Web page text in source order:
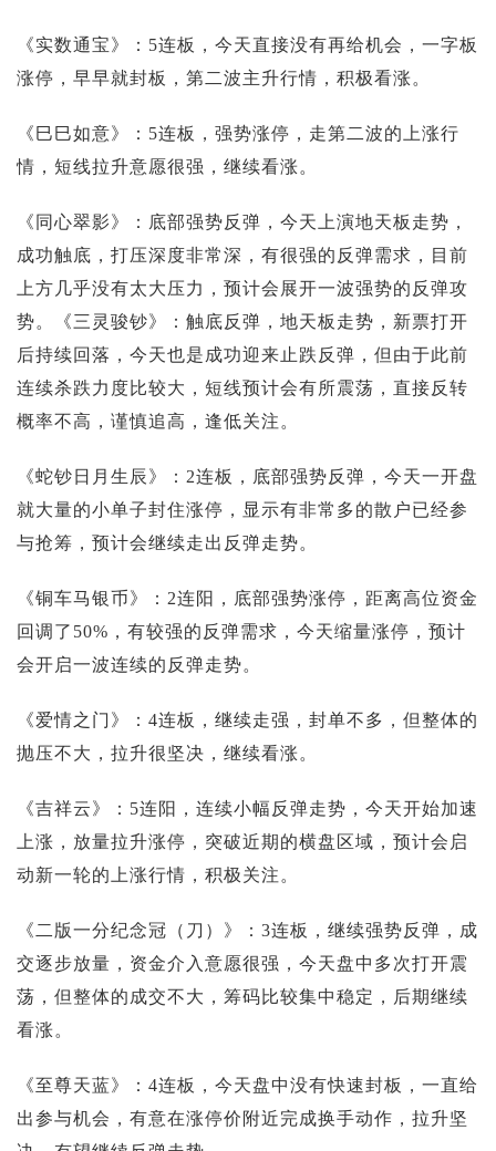
《实数通宝》：5连板，今天直接没有再给机会，一字板
涨停，早早就封板，第二波主升行情，积极看涨。
《巳巳如意》：5连板，强势涨停，走第二波的上涨行
情，短线拉升意愿很强，继续看涨。
《同心翠影》：底部强势反弹，今天上演地天板走势，
成功触底，打压深度非常深，有很强的反弹需求，目前
上方几乎没有太大压力，预计会展开一波强势的反弹攻
势。《三灵骏钞》：触底反弹，地天板走势，新票打开
后持续回落，今天也是成功迎来止跌反弹，但由于此前
连续杀跌力度比较大，短线预计会有所震荡，直接反转
概率不高，谨慎追高，逢低关注。
《蛇钞日月生辰》：2连板，底部强势反弹，今天一开盘
就大量的小单子封住涨停，显示有非常多的散户已经参
与抢筹，预计会继续走出反弹走势。
《铜车马银币》：2连阳，底部强势涨停，距离高位资金
回调了50%，有较强的反弹需求，今天缩量涨停，预计
会开启一波连续的反弹走势。
《爱情之门》：4连板，继续走强，封单不多，但整体的
抛压不大，拉升很坚决，继续看涨。
《吉祥云》：5连阳，连续小幅反弹走势，今天开始加速
上涨，放量拉升涨停，突破近期的横盘区域，预计会启
动新一轮的上涨行情，积极关注。
《二版一分纪念冠（刀）》：3连板，继续强势反弹，成
交逐步放量，资金介入意愿很强，今天盘中多次打开震
荡，但整体的成交不大，筹码比较集中稳定，后期继续
看涨。
《至尊天蓝》：4连板，今天盘中没有快速封板，一直给
出参与机会，有意在涨停价附近完成换手动作，拉升坚